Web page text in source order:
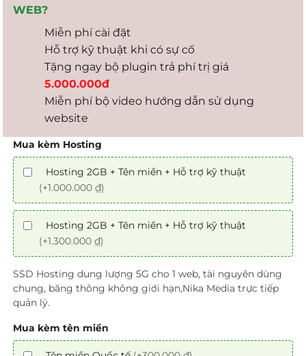
WEB?
Miễn phí cài đặt
Hỗ trợ kỹ thuật khi có sự cố
Tặng ngay bộ plugin trả phí trị giá
5.000.000đ
Miễn phí bộ video hướng dẫn sử dụng
website
Mua kèm Hosting
Hosting 2GB + Tên miền + Hỗ trợ kỹ thuật
(+1.000.000 ₫)
Hosting 2GB + Tên miền + Hỗ trợ kỹ thuật
(+1.300.000 ₫)
SSD Hosting dung lượng 5G cho 1 web, tài nguyên dùng
chung, băng thông không giới hạn,Nika Media trực tiếp
quản lý.
Mua kèm tên miền